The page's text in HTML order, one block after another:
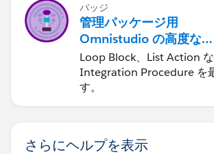
バッジ
管理パッケージ用
Omnistudio の高度な
Integration Procedure
Loop Block、List Action
Integration Procedure を
す。
さらにヘルプを表示